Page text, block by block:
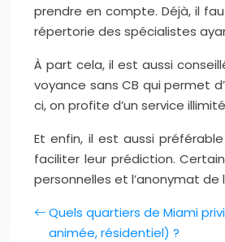
prendre en compte. Déjà, il
répertorie des spécialistes
À part cela, il est aussi
voyance sans CB qui permet
ci, on profite d’un service
Et enfin, il est aussi
faciliter leur prédiction.
personnelles et l’anonymat de
Quels quartiers de Miami
animée, résidentiel) ?